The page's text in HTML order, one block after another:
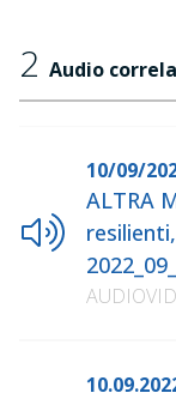
2 Audio
10/09/
ALTRA